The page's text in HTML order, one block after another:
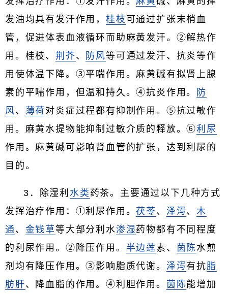
发油均具有发汗作用，桂枝 可通过扩张末梢血
管，促进体表血液循环而助麻黄发汗。②解热作
用。桂枝、 荆芥、 防风等可通过发汗、抗炎等作
用使体温下降。③平喘作用。麻黄碱有拟肾上腺
素的平喘作用，但温和持久。④抗炎作用。
防
风、 薄荷对炎症过程都有抑制作用。⑤抗过敏作
用。麻黄水提物能抑制过敏介质的释放。⑥利尿
作用。麻黄碱可影响肾血管的扩张，达到利尿的
目的。
3．除湿利 水类 药茶。主要通过以下几种方式
发挥治疗作用：①利尿作用。茯苓、 泽泻、木
通、 金钱草等大部分利水渗湿药物都有不同程度
的利尿作用。②降压作用。 半边莲 素、 茵陈水煎
剂均有降压作用。③影响脂质代谢。 泽泻有抗脂
肪肝、降血脂的作用。④利胆作用。 茵陈能增加